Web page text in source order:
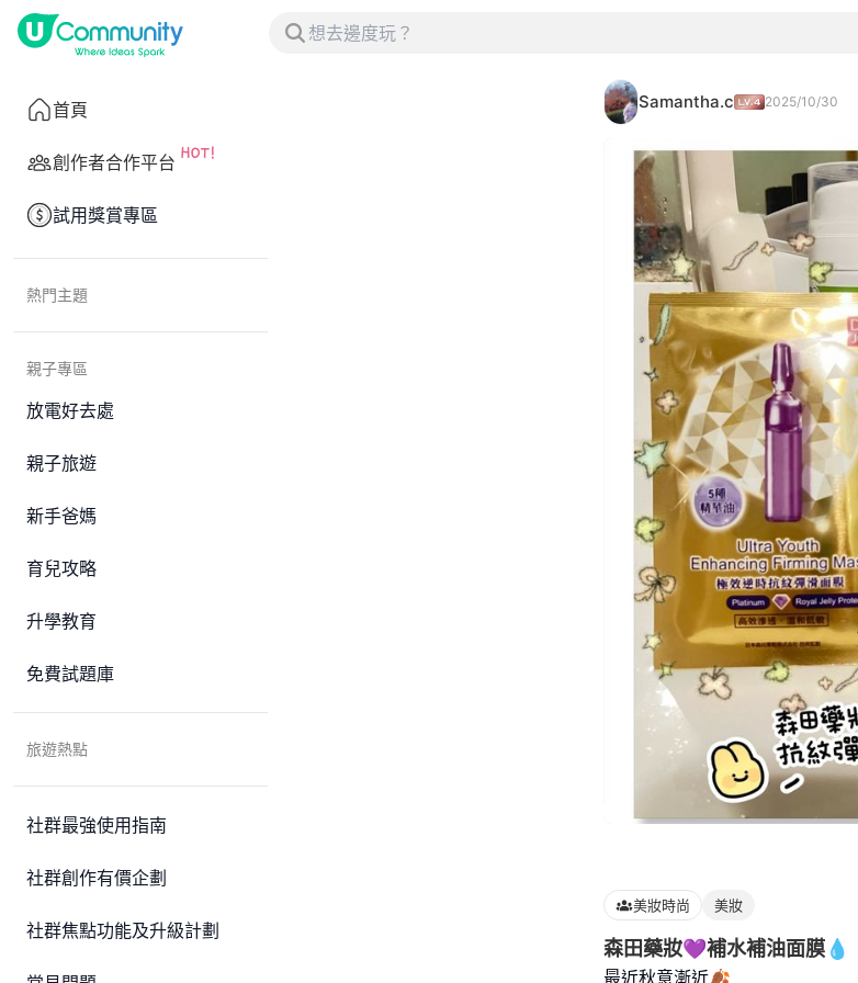
首頁
創作者合作平台
試用獎賞專區
熱門主題
親子專區
放電好去處
親子旅遊
新手爸媽
育兒攻略
升學教育
免費試題庫
旅遊熱點
社群最強使用指南
社群創作有價企劃
社群焦點功能及升級計劃
Samantha.c 2025/10/30
美妝時尚 美妝
森田藥妝💜補水補油面膜💧
最近秋意漸近🍂